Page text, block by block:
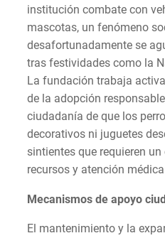
institución combate con
mascotas, un fenómeno
desafortunadamente se
tras festividades como la
La fundación trabaja
de la adopción
ciudadanía de que los
decorativos ni juguetes
sintientes que requieren
recursos y atención
Mecanismos de apoyo
El mantenimiento y la